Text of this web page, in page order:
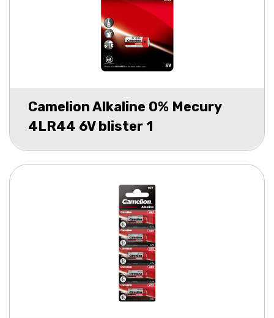
Camelion Alkaline 0% Mecury
4LR44 6V blister 1